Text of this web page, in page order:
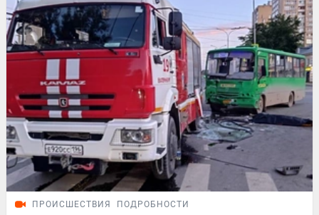
ПРОИСШЕСТВИЯ ПОДРОБНОСТИ